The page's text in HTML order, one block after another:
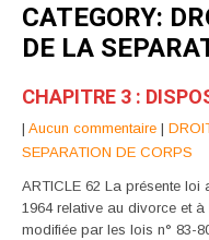
CATEGORY:
DE LA
CHAPITRE 3 :
| Aucun commentaire |
SEPARATION DE CORPS
ARTICLE 62 La présente
1964 relative au divorce et
modifiée par les lois n° 83-